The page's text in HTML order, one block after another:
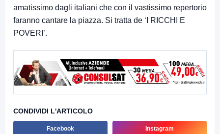
amatissimo dagli italiani che con il vastissimo repertorio
faranno cantare la piazza. Si tratta de ‘I RICCHI E
POVERI’.
CONDIVIDI L'ARTICOLO
Facebook Instagram